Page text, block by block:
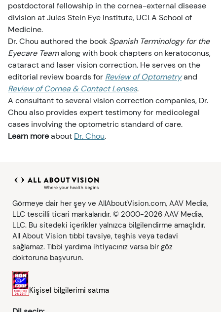
Evcil Hayvanlar ve Hayvanlar
Vizyon ve Yol Güvenliği
postdoctoral fellowship in the cornea-external disease
division at Jules Stein Eye Institute, UCLA School of
Medicine.
Dr. Chou authored the book Spanish Terminology for the
Eyecare Teamalong with book chapters on keratoconus,
cataract and laser vision correction. He serves on the
editorial review boards for Review of Optometryand
Review of Cornea & Contact Lenses.
A consultant to several vision correction companies, Dr.
Chou also provides expert testimony for medicolegal
cases involving the optometric standard of care.
Learn moreabout Dr. Chou.
Görmeye dair her şey ve AllAboutVision.com, AAV Media,
LLC tescilli ticari markalarıdır. © 2000-2026 AAV Media,
LLC. Bu sitedeki içerikler yalnızca bilgilendirme amaçlıdır.
All About Vision tıbbi tavsiye, teşhis veya tedavi
sağlamaz. Tıbbi yardıma ihtiyacınız varsa bir göz
doktoruna başvurun.
Kişisel bilgilerimi satma